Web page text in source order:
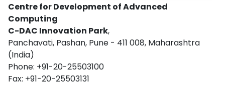
Centre for Development of Advanced
Computing
C-DAC Innovation Park,
Panchavati, Pashan, Pune - 411 008, Maharashtra
(India)
Phone: +91-20-25503100
Fax: +91-20-25503131